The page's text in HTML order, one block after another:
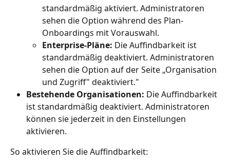
standardmäßig aktiviert. Administratoren
sehen die Option während des Plan-
Onboardings mit Vorauswahl.
Enterprise-Pläne: Die Auffindbarkeit ist
standardmäßig deaktiviert. Administratoren
sehen die Option auf der Seite „Organisation
und Zugriff" deaktiviert."
Bestehende Organisationen: Die Auffindbarkeit
ist standardmäßig deaktiviert. Administratoren
können sie jederzeit in den Einstellungen
aktivieren.
So aktivieren Sie die Auffindbarkeit: